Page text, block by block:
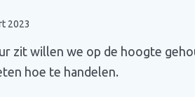
2023
zit willen we op de hoogte
hoe te handelen.